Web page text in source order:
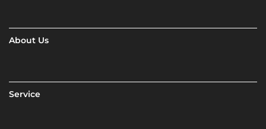
About Us
Service